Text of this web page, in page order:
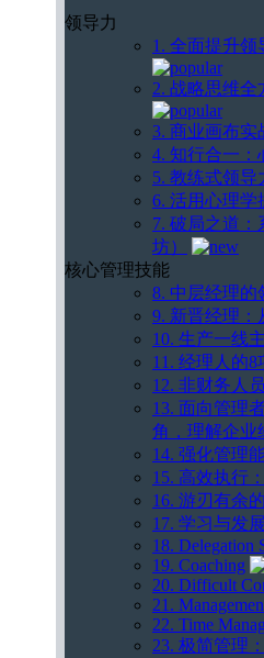
领导力
1. 全面提升
2. 战略思维
3. 商业画布实
4. 知行合一：
5. 教练式领导
6. 活用心理学
7. 破局之道
坊）
核心管理技能
8. 中层经理的
9. 新晋经理：
10. 生产一线
11. 经理人的8
12. 非财务人
13. 面向管理
角，理解企业
14. 强化管理
15. 高效执行
16. 游刃有余
17. 学习与发
18. Delegation
19. Coaching
20. Difficult
21.
22. Time
23. 极简管理